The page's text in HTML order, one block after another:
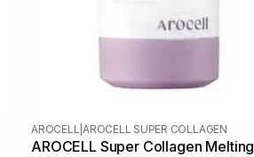
AROCELL AROCELL SUPER COLLAGEN
AROCELL Super Collagen Melting